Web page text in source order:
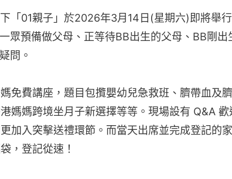
下「01親子」於2026年3月14日(星期六)即將舉
眾預備做父母、正等待BB出生的父母、BB剛出
問。
免費講座，題目包攬嬰幼兒急救班、臍帶血及
媽媽跨境坐月子新選擇等等。現場設有 Q&A
加入突擊送禮環節。而當天出席並完成登記的
，登記從速！